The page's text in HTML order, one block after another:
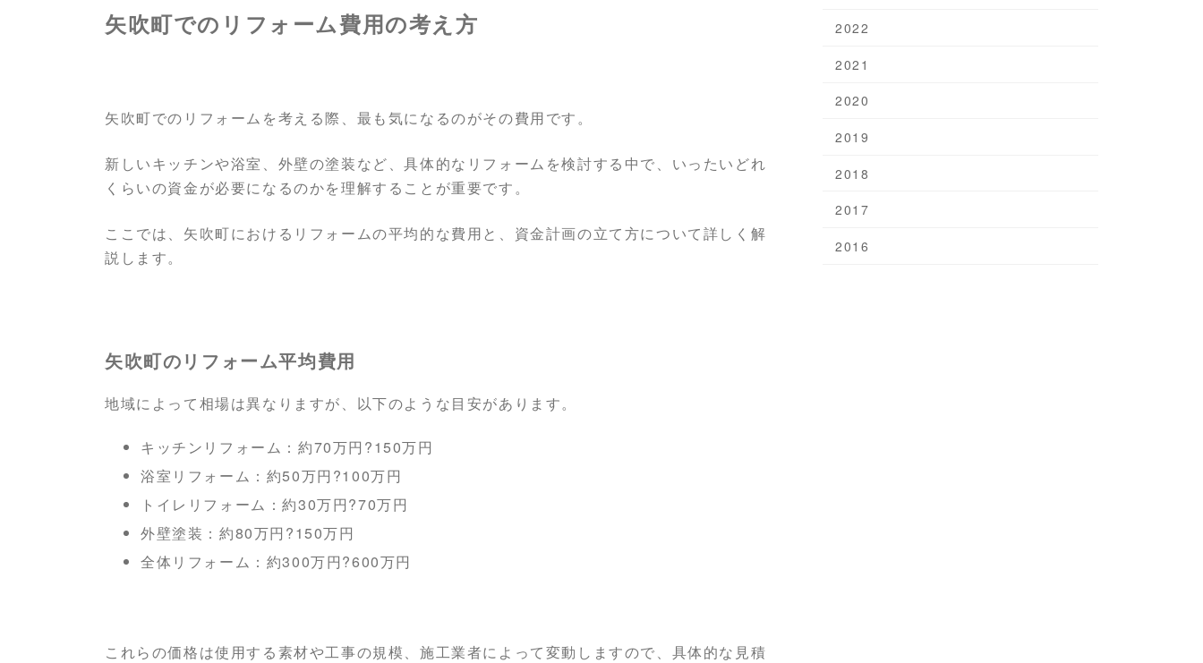
新
矢吹町でのリフォーム費用の考え方
矢吹町でのリフォームを考える際、最も気になるのがその費用です。
新しいキッチンや浴室、外壁の塗装など、具体的なリフォームを検討する中で、いったいどれ
くらいの資金が必要になるのかを理解することが重要です。
ここでは、矢吹町におけるリフォームの平均的な費用と、資金計画の立て方について詳しく解
説します。
矢吹町のリフォーム平均費用
地域によって相場は異なりますが、以下のような目安があります。
キッチンリフォーム：約70万円?150万円
浴室リフォーム：約50万円?100万円
トイレリフォーム：約30万円?70万円
外壁塗装：約80万円?150万円
全体リフォーム：約300万円?600万円
これらの価格は使用する素材や工事の規模、施工業者によって変動しますので、具体的な見積
2022
2021
2020
2019
2018
2017
2016